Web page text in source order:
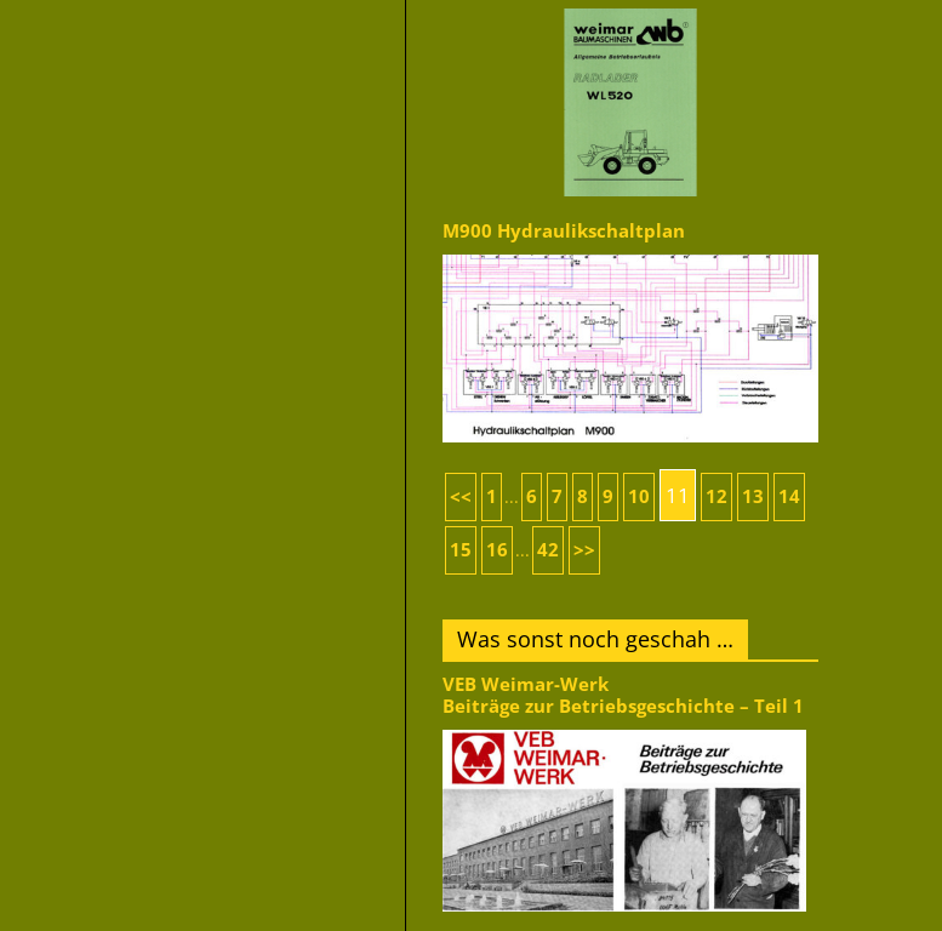
M900 Hydraulikschaltplan
<< 1 ... 6 7 8 9 10 11 12 13 14
15 16 ... 42 >>
Was sonst noch geschah …
VEB Weimar-Werk
Beiträge zur Betriebsgeschichte – Teil 1